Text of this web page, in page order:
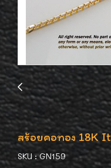
สร้อยคอทอง 18K
SKU : GN159